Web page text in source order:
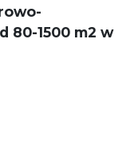
80-1500 m2 w